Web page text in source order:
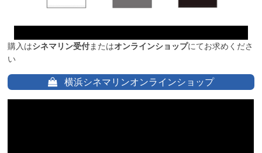
購入はシネマリン受付またはオンラインショップにてお求めくださ
い
横浜シネマリンオンラインショップ